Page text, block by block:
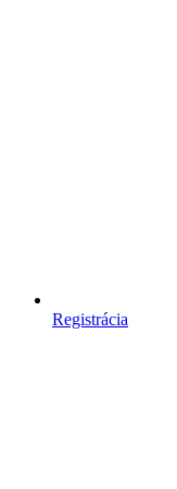
Registrácia